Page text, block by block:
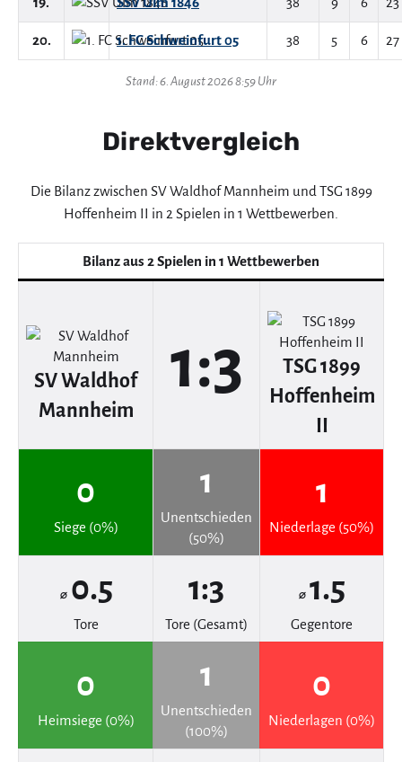
20. 1. FC Schweinfurt 05 38 5 6 27
Stand: 6. August 2026 8:59 Uhr
Direktvergleich
Die Bilanz zwischen SV Waldhof Mannheim und TSG 1899
Hoffenheim II in 2 Spielen in 1 Wettbewerben.
Bilanz aus 2 Spielen in 1 Wettbewerben
SV Waldhof
Mannheim
1:3
TSG 1899
Hoffenheim
II
0
Siege (0%)
1
Unentschieden
(50%)
1
Niederlage (50%)
⌀ 0.5
Tore
1:3
Tore (Gesamt)
⌀ 1.5
Gegentore
0
Heimsiege (0%)
1
Unentschieden
(100%)
0
Niederlagen (0%)